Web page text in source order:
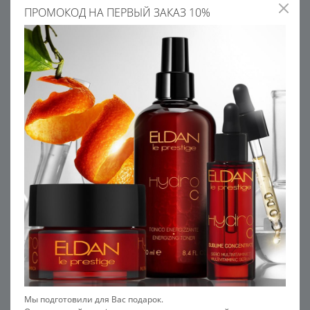
ВУЛКАНИЧЕСКАЯ ПЕМЗА
Выступает в качестве
эксфолианта. Стимулирует
кровообращение, мягко
отшелушивает ороговевшие
клетки
ЭКСТРАКТ МАЛЬВЫ
Увлажняет, успокаивает,
тонизирует и омолаживает
кожу
РЕКОМЕНДУЕМ С ЭТИМ
ПРОДУКТОМ
ПРОМОКОД НА ПЕРВЫЙ ЗАКАЗ 10%
Мы подготовили для Вас подарок.